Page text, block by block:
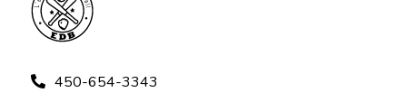
450-654-3343